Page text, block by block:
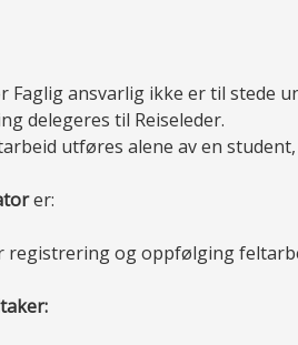
Faglig ansvarlig ikke er til stede
delegeres til Reiseleder.
utføres alene av en
er:
registrering og oppfølging